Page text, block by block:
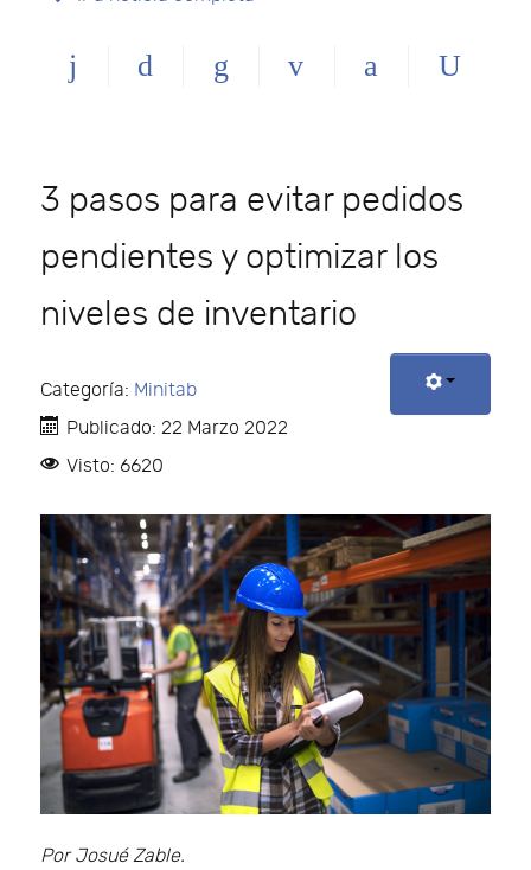
3 pasos para evitar pedidos
pendientes y optimizar los
niveles de inventario
Categoría: Minitab
Publicado: 22 Marzo 2022
Visto: 6620
Por Josué Zable.